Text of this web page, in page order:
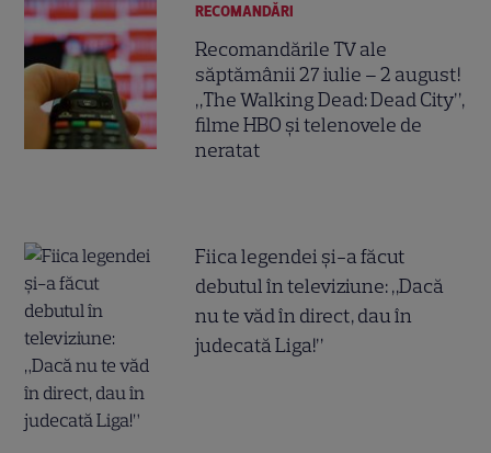
RECOMANDĂRI
Recomandările TV ale
săptămânii 27 iulie – 2 august!
„The Walking Dead: Dead City”,
filme HBO și telenovele de
neratat
Fiica legendei și-a făcut
debutul în televiziune: „Dacă
nu te văd în direct, dau în
judecată Liga!”